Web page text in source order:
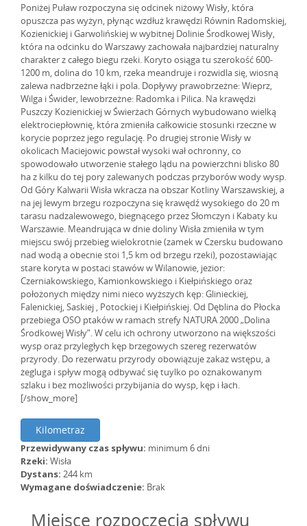
Poniżej Puław rozpoczyna się odcinek niżowy Wisły, która
opuszcza pas wyżyn, płynąc wzdłuż krawędzi Równin Radomskiej,
Kozienickiej i Garwolińskiej w wybitnej Dolinie Środkowej Wisły,
która na odcinku do Warszawy zachowała najbardziej naturalny
charakter z całego biegu rzeki. Koryto osiąga tu szerokość 600-
1200 m, dolina do 10 km, rzeka meandruje i rozwidla się, wiosną
zalewa nadbrzeżne łąki i pola. Dopływy prawobrzeżne: Wieprz,
Wilga i Świder, lewobrzeżne: Radomka i Pilica. Na krawędzi
Puszczy Kozienickiej w Świerżach Górnych wybudowano wielką
elektrociepłownię, która zmieniła całkowicie stosunki rzeczne w
korycie poprzez jego regulację. Po drugiej stronie Wisły w
okolicach Maciejowic powstał wysoki wał ochronny, co
spowodowało utworzenie stałego lądu na powierzchni blisko 80
ha z kilku do tej pory zalewanych podczas przyborów wody wysp.
Od Góry Kalwarii Wisła wkracza na obszar Kotliny Warszawskiej, a
na jej lewym brzegu rozpoczyna się krawędź wysokiego do 20 m
tarasu nadzalewowego, biegnącego przez Słomczyn i Kabaty ku
Warszawie. Meandrująca w dnie doliny Wisła zmieniła w tym
miejscu swój przebieg wielokrotnie (zamek w Czersku budowano
nad wodą a obecnie stoi 1,5 km od brzegu rzeki), pozostawiając
stare koryta w postaci stawów w Wilanowie, jezior:
Czerniakowskiego, Kamionkowskiego i Kiełpińskiego oraz
położonych między nimi nieco wyższych kęp: Glinieckiej,
Falenickiej, Saskiej , Potockiej i Kiełpińskiej. Od Dęblina do Płocka
przebiega OSO ptaków w ramach strefy NATURA 2000 „Dolina
Środkowej Wisły”. W celu ich ochrony utworzono na większości
wysp oraz przyległych kęp brzegowych szereg rezerwatów
przyrody. Do rezerwatu przyrody obowiązuje zakaz wstępu, a
żegluga i spływ mogą odbywać się tuylko po oznakowanym
szlaku i bez możliwości przybijania do wysp, kęp i łach.
[/show_more]
Kilometraz
Przewidywany czas spływu: minimum 6 dni
Rzeki: Wisła
Dystans: 244 km
Wymagane doświadczenie: Brak
Miejsce rozpoczęcia spływu